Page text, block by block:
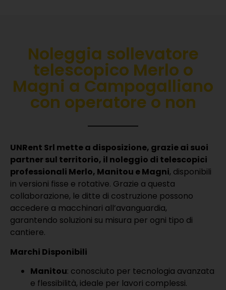
Noleggia sollevatore
telescopico Merlo o
Magni a Campogalliano
con operatore o non
UNRent Srl mette a disposizione, grazie ai suoi
partner sul territorio, il noleggio di telescopici
professionali Merlo, Manitou e Magni, disponibili
in versioni fisse e rotative. Grazie a questa
collaborazione, le ditte di costruzione possono
accedere a macchinari all’avanguardia,
garantendo soluzioni su misura per ogni tipo di
cantiere.
Marchi Disponibili
Manitou: conosciuto per tecnologia avanzata
e flessibilità, ideale per lavori complessi.